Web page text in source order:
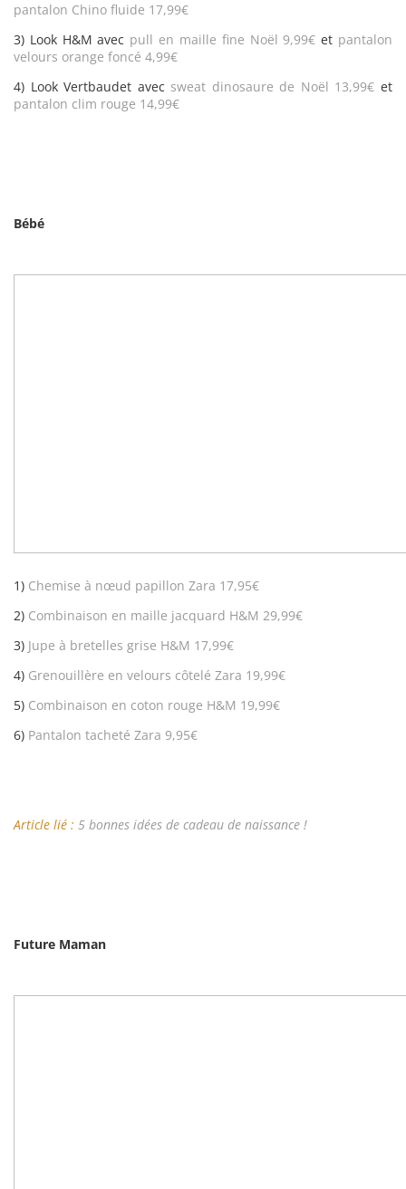
pantalon Chino fluide 17,99€
3) Look H&M avec pull en maille fine Noël 9,99€ et pantalon
velours orange foncé 4,99€
4) Look Vertbaudet avec sweat dinosaure de Noël 13,99€ et
pantalon clim rouge 14,99€
Bébé
1) Chemise à nœud papillon Zara 17,95€
2) Combinaison en maille jacquard H&M 29,99€
3) Jupe à bretelles grise H&M 17,99€
4) Grenouillère en velours côtelé Zara 19,99€
5) Combinaison en coton rouge H&M 19,99€
6) Pantalon tacheté Zara 9,95€
Article lié : 5 bonnes idées de cadeau de naissance !
Future Maman